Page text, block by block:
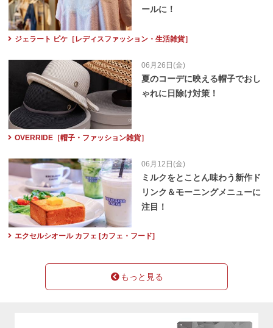
ールに！
ジェラート ピケ［レディスファッション・生活雑貨］
06月26日(金)
夏のコーデに映える帽子でおし
ゃれに日除け対策！
OVERRIDE［帽子・ファッション雑貨］
06月12日(金)
ミルクをとことん味わう新作ド
リンク＆モーニングメニューに
注目！
エクセルシオール カフェ [カフェ・フード]
もっと見る